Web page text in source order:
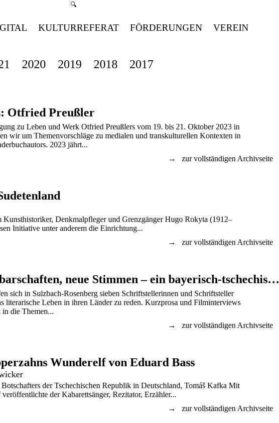
Suchmenü öffnen
🔍
KULTURREFERAT FÖRDERUNGEN VEREIN
2020 2019 2018 2017
Otfried Preußler
zu Leben und Werk Otfried Preußlers vom 19. bis 21. Oktober 2023 in
wir um Themenvorschläge zu medialen und transkulturellen Kontexten in
2023 jährt...
zur vollständigen Archivseite
Kunsthistoriker, Denkmalpfleger und Grenzgänger Hugo Rokyta (1912–
Initiative unter anderem die Einrichtung...
zur vollständigen Archivseite
Grenzen, Nachbarschaften, neue Stimmen – ein bayerisch-tschechisches Netzwerktreffen
sich in Sulzbach-Rosenberg sieben Schriftstellerinnen und Schriftsteller
literarische Leben in ihren Länder zu reden. Kurzprosa und Filminterviews
die Themen...
zur vollständigen Archivseite
Wunderelf von Eduard Bass
der Tschechischen Republik in Deutschland, Tomáš Kafka Mit
der Kabarettsänger, Rezitator, Erzähler...
zur vollständigen Archivseite